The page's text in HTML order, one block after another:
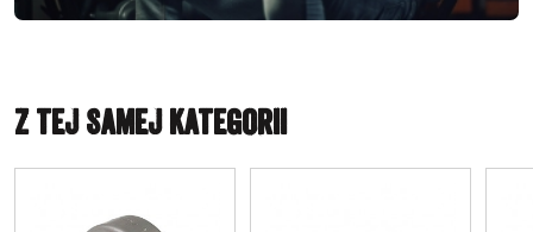
Z TEJ SAMEJ KATEGORII